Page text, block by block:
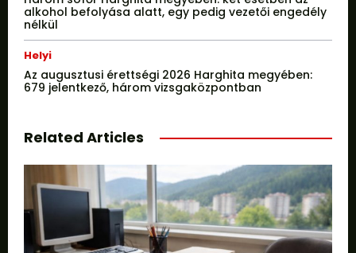
alkohol befolyása alatt, egy pedig vezetői engedély
nélkül
Helyi
Az augusztusi érettségi 2026 Harghita megyében:
679 jelentkező, három vizsgaközpontban
Related Articles